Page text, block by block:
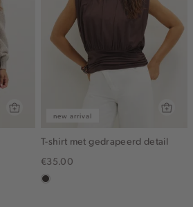
new arrival
T-shirt met gedrapeerd detail
€35.00
choco